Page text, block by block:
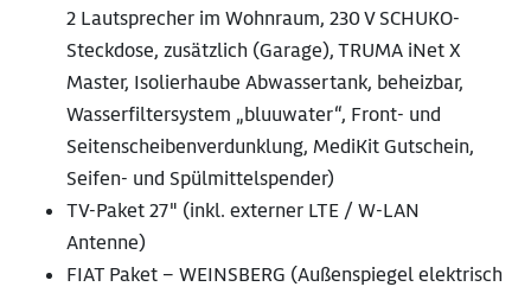
2 Lautsprecher im Wohnraum, 230 V SCHUKO-
Steckdose, zusätzlich (Garage), TRUMA iNet X
Master, Isolierhaube Abwassertank, beheizbar,
Wasserfiltersystem „bluuwater“, Front- und
Seitenscheibenverdunklung, MediKit Gutschein,
Seifen- und Spülmittelspender)
TV-Paket 27" (inkl. externer LTE / W-LAN
Antenne)
FIAT Paket – WEINSBERG (Außenspiegel elektrisch